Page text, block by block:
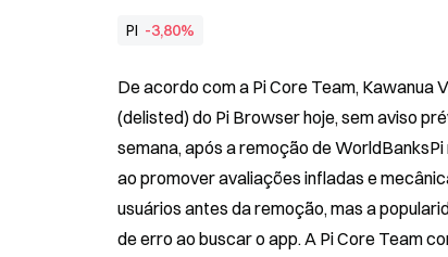
PI -3,80%
De acordo com a Pi Core Team, Kawanua
(delisted) do Pi Browser hoje, sem aviso
semana, após a remoção de
ao promover avaliações infladas e
usuários antes da remoção, mas a
de erro ao buscar o app. A Pi Core Team